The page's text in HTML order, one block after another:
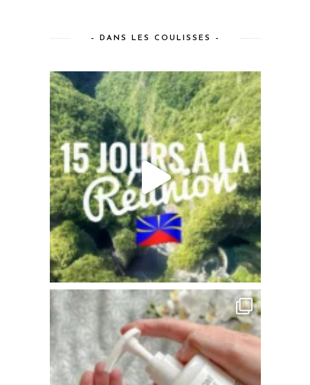
– DANS LES COULISSES –